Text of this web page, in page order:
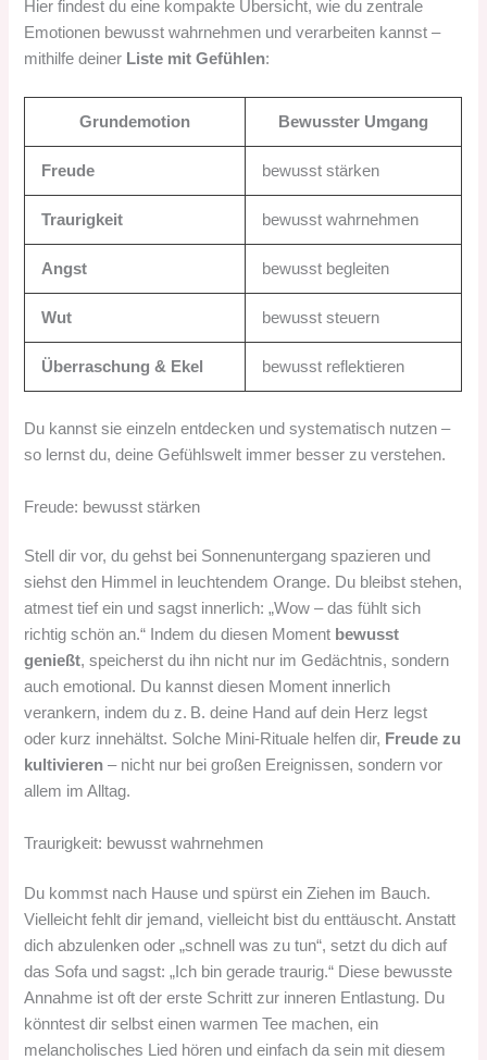
Hier findest du eine kompakte Übersicht, wie du zentrale
Emotionen bewusst wahrnehmen und verarbeiten kannst –
mithilfe deiner Liste mit Gefühlen:
Grundemotion Bewusster Umgang
Freude bewusst stärken
Traurigkeit bewusst wahrnehmen
Angst bewusst begleiten
Wut bewusst steuern
Überraschung & Ekel bewusst reflektieren
Du kannst sie einzeln entdecken und systematisch nutzen –
so lernst du, deine Gefühlswelt immer besser zu verstehen.
Freude: bewusst stärken
Stell dir vor, du gehst bei Sonnenuntergang spazieren und
siehst den Himmel in leuchtendem Orange. Du bleibst stehen,
atmest tief ein und sagst innerlich: „Wow – das fühlt sich
richtig schön an.“ Indem du diesen Moment bewusst
genießt, speicherst du ihn nicht nur im Gedächtnis, sondern
auch emotional. Du kannst diesen Moment innerlich
verankern, indem du z. B. deine Hand auf dein Herz legst
oder kurz innehältst. Solche Mini-Rituale helfen dir, Freude zu
kultivieren – nicht nur bei großen Ereignissen, sondern vor
allem im Alltag.
Traurigkeit: bewusst wahrnehmen
Du kommst nach Hause und spürst ein Ziehen im Bauch.
Vielleicht fehlt dir jemand, vielleicht bist du enttäuscht. Anstatt
dich abzulenken oder „schnell was zu tun“, setzt du dich auf
das Sofa und sagst: „Ich bin gerade traurig.“ Diese bewusste
Annahme ist oft der erste Schritt zur inneren Entlastung. Du
könntest dir selbst einen warmen Tee machen, ein
melancholisches Lied hören und einfach da sein mit diesem